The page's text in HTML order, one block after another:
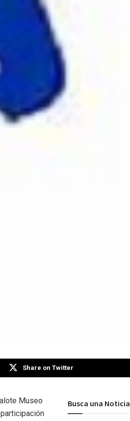
Share on Twitter
Museo
Busca una Noticia